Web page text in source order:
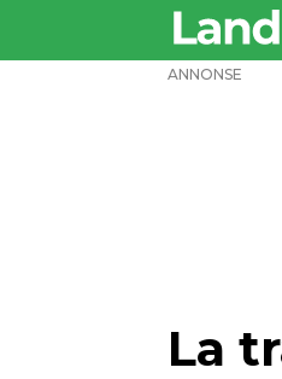
ANNONSE
La